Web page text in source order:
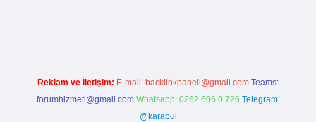
Reklam ve İletişim: E-mail: backlinkpaneli@gmail.com Teams:
forumhizmeti@gmail.com Whatsapp: 0262 606 0 726 Telegram:
@karabul